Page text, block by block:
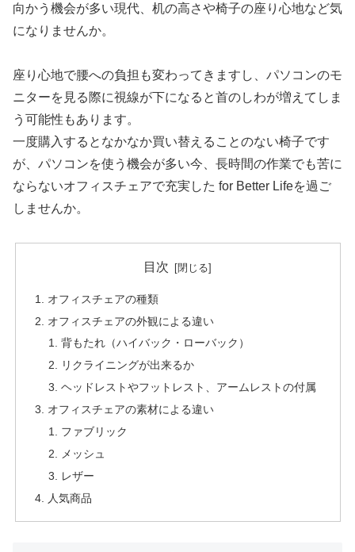
向かう機会が多い現代、机の高さや椅子の座り心地など気
になりませんか。
座り心地で腰への負担も変わってきますし、パソコンのモ
ニターを見る際に視線が下になると首のしわが増えてしま
う可能性もあります。
一度購入するとなかなか買い替えることのない椅子です
が、パソコンを使う機会が多い今、長時間の作業でも苦に
ならないオフィスチェアで充実した for Better Lifeを過ご
しませんか。
目次
オフィスチェアの種類
オフィスチェアの外観による違い
背もたれ（ハイバック・ローバック）
リクライニングが出来るか
ヘッドレストやフットレスト、アームレストの付属
オフィスチェアの素材による違い
ファブリック
メッシュ
レザー
人気商品